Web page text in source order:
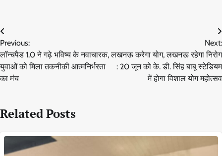
Post
navigation
Previous:
लॉन्चपैड 1.0 ने गढ़े भविष्य के नवाचारक,
युवाओं को मिला तकनीकी आत्मनिर्भरता
का मंच
Next:
लखनऊ करेगा योग, लखनऊ रहेगा निरोग
: 20 जून को के. डी. सिंह बाबू स्टेडियम
में होगा विशाल योग महोत्सव
Related Posts